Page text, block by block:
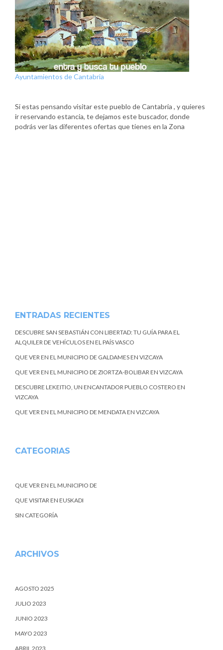
Ayuntamientos de Cantabria
Si estas pensando visitar este pueblo de Cantabria , y quieres
ir reservando estancia, te dejamos este buscador, donde
podrás ver las diferentes ofertas que tienes en la Zona
ENTRADAS RECIENTES
DESCUBRE SAN SEBASTIÁN CON LIBERTAD: TU GUÍA PARA EL
ALQUILER DE VEHÍCULOS EN EL PAÍS VASCO
QUE VER EN EL MUNICIPIO DE GALDAMES EN VIZCAYA
QUE VER EN EL MUNICIPIO DE ZIORTZA-BOLIBAR EN VIZCAYA
DESCUBRE LEKEITIO, UN ENCANTADOR PUEBLO COSTERO EN
VIZCAYA
QUE VER EN EL MUNICIPIO DE MENDATA EN VIZCAYA
CATEGORIAS
QUE VER EN EL MUNICIPIO DE
QUE VISITAR EN EUSKADI
SIN CATEGORÍA
ARCHIVOS
AGOSTO 2025
JULIO 2023
JUNIO 2023
MAYO 2023
ABRIL 2023